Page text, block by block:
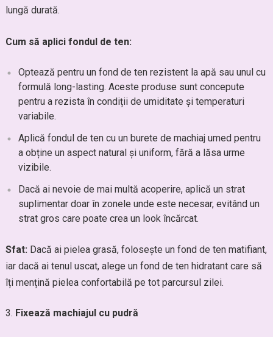
lungă durată.
Cum să aplici fondul de ten:
Optează pentru un fond de ten rezistent la apă sau unul cu
formulă long-lasting. Aceste produse sunt concepute
pentru a rezista în condiții de umiditate și temperaturi
variabile.
Aplică fondul de ten cu un burete de machiaj umed pentru
a obține un aspect natural și uniform, fără a lăsa urme
vizibile.
Dacă ai nevoie de mai multă acoperire, aplică un strat
suplimentar doar în zonele unde este necesar, evitând un
strat gros care poate crea un look încărcat.
Sfat: Dacă ai pielea grasă, folosește un fond de ten matifiant,
iar dacă ai tenul uscat, alege un fond de ten hidratant care să
îți mențină pielea confortabilă pe tot parcursul zilei.
Fixează machiajul cu pudră